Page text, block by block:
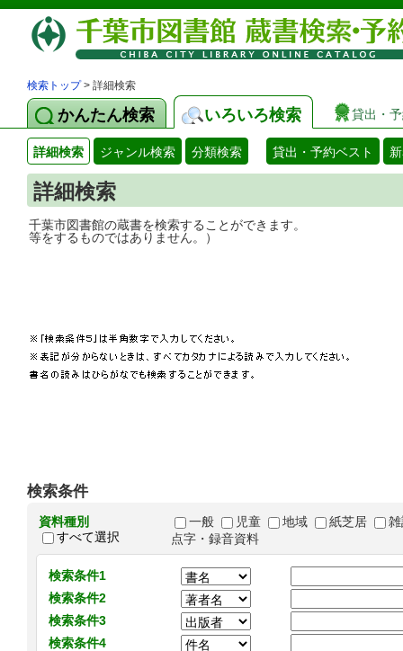
検索トップ> 詳細検索
かんたん検索 いろいろ検索 貸出・
詳細検索 ジャンル検索 分類検索 貸出・予約ベスト
詳細検索
千葉市図書館の蔵書を検索することがで
等をするものではありません。）
検索条件
資料種別
すべて選択
一般 児童 地域 紙芝居
点字・録音資料
検索条件1
検索条件2
検索条件3
検索条件4